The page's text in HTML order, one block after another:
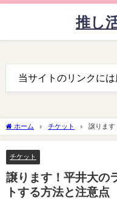
推し
当サイトのリンクには
ホーム チケット
譲ります
法と注意点
チケット
譲ります！平井大の
トする方法と注意点